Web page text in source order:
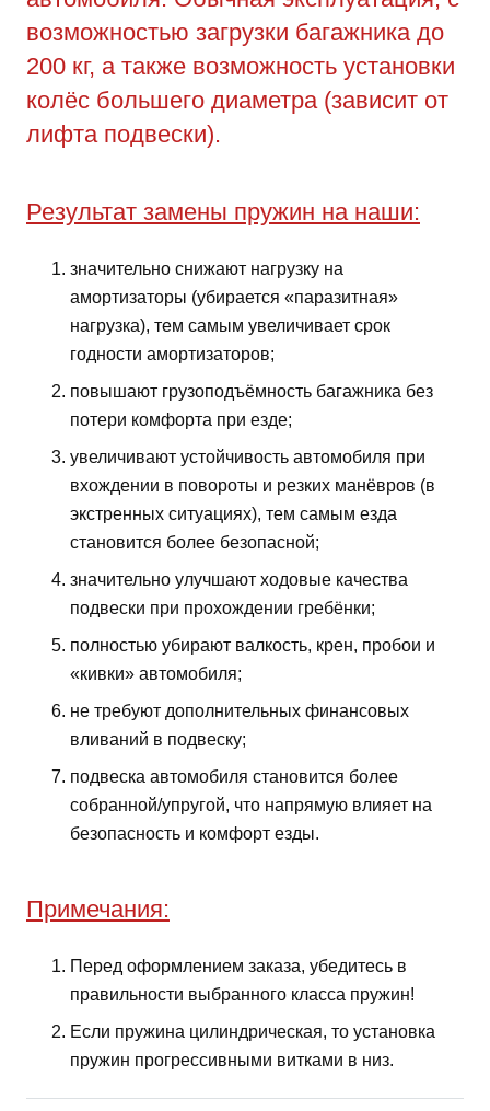
возможностью загрузки багажника до
200 кг, а также возможность установки
колёс большего диаметра (зависит от
лифта подвески).
Результат замены пружин на наши:
значительно снижают нагрузку на
амортизаторы (убирается «паразитная»
нагрузка), тем самым увеличивает срок
годности амортизаторов;
повышают грузоподъёмность багажника без
потери комфорта при езде;
увеличивают устойчивость автомобиля при
вхождении в повороты и резких манёвров (в
экстренных ситуациях), тем самым езда
становится более безопасной;
значительно улучшают ходовые качества
подвески при прохождении гребёнки;
полностью убирают валкость, крен, пробои и
«кивки» автомобиля;
не требуют дополнительных финансовых
вливаний в подвеску;
подвеска автомобиля становится более
собранной/упругой, что напрямую влияет на
безопасность и комфорт езды.
Примечания:
Перед оформлением заказа, убедитесь в
правильности выбранного класса пружин!
Если пружина цилиндрическая, то установка
пружин прогрессивными витками в низ.